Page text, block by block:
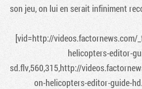
son jeu, on lui en serait infiniment
[vid=http://videos.factornews.com/
helicopters-editor-
sd.flv,560,315,http://
on-helicopters-editor-guide-